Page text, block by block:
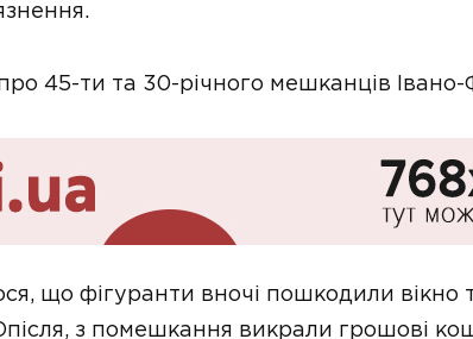
45-ти та 30-річного мешканців Івано-
що фігуранти вночі пошкодили
з помешкання викрали грошові